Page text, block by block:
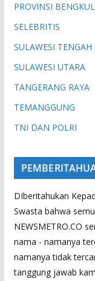
PROVINSI
SELEBRITIS
SULAWESI TENGAH
SULAWESI UTARA
TANGERANG RAYA
TEMANGGUNG
TNI DAN POLRI
DIberitahukan
Swasta bahwa
NEWSMETRO.CO
nama - namanya
namanya tidak
tanggung jawab